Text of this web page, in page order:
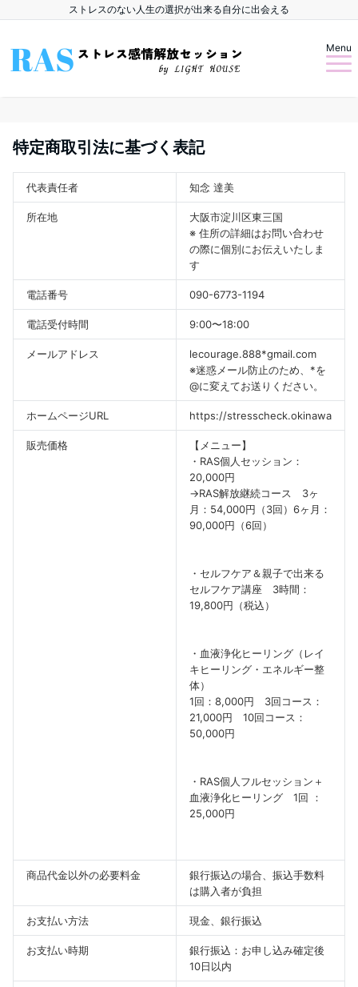
ストレスのない人生の選択が出来る自分に出会える
Menu
特定商取引法に基づく表記
代表責任者 知念 達美
所在地
大阪市淀川区東三国
※ 住所の詳細はお問い合わせ
の際に個別にお伝えいたしま
す
電話番号 090-6773-1194
電話受付時間 9:00〜18:00
メールアドレス
lecourage.888*gmail.com
※迷惑メール防止のため、*を
@に変えてお送りください。
ホームページURL https://stresscheck.okinawa
販売価格
【メニュー】
・RAS個人セッション：
20,000円
→RAS解放継続コース 3ヶ
月：54,000円（3回）6ヶ月：
90,000円（6回）
・セルフケア＆親子で出来る
セルフケア講座 3時間：
19,800円（税込）
・血液浄化ヒーリング（レイ
キヒーリング・エネルギー整
体）
1回：8,000円 3回コース：
21,000円 10回コース：
50,000円
・RAS個人フルセッション＋
血液浄化ヒーリング 1回 ：
25,000円
商品代金以外の必要料金
銀行振込の場合、振込手数料
は購入者が負担
お支払い方法 現金、銀行振込
お支払い時期
銀行振込：お申し込み確定後
10日以内